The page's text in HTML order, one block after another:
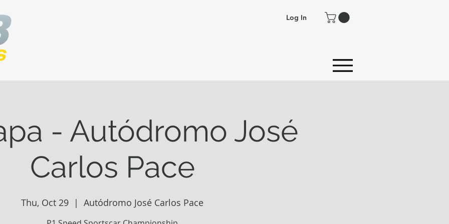
Log In
- Autódromo José
Carlos Pace
Thu, Oct 29
  |
Autódromo José Carlos Pace